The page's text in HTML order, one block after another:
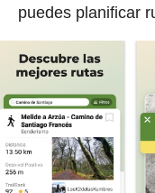
puedes planificar